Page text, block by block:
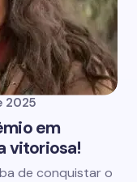
2025
em
vitoriosa!
de conquistar o